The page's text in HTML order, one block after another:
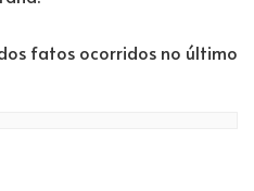
fatos ocorridos no último